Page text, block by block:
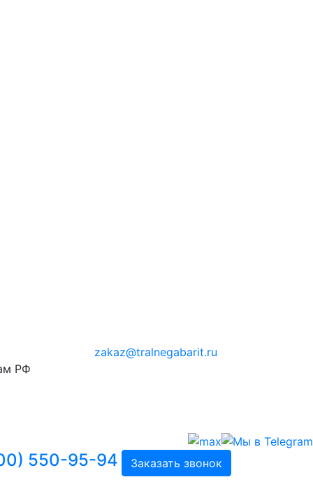
РФ
zakaz@tralnegabarit.ru
550-95-94 Заказать звонок